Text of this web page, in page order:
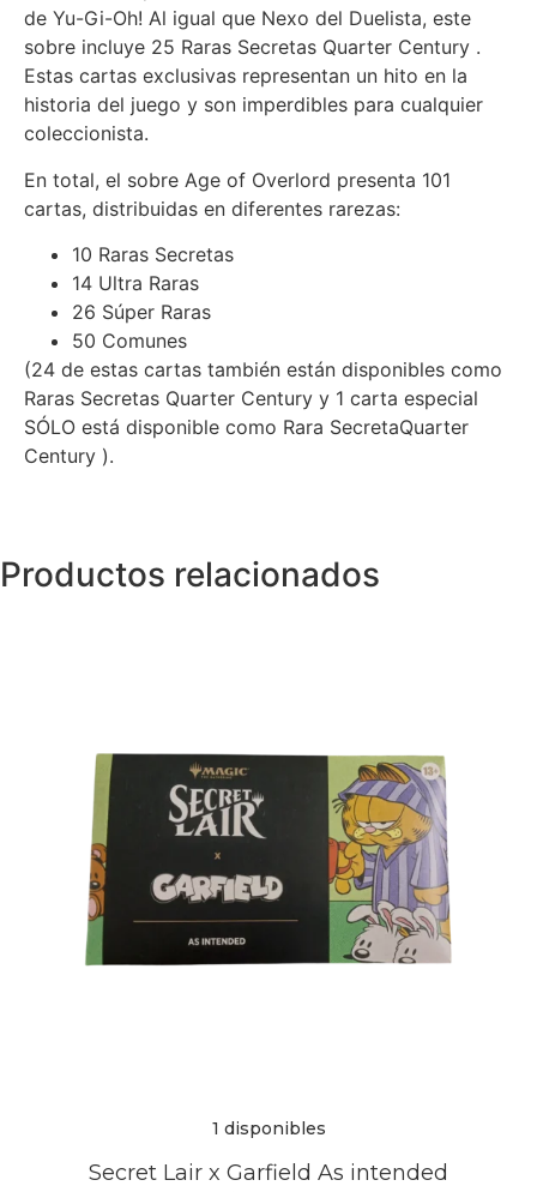
de Yu-Gi-Oh! Al igual que Nexo del Duelista, este
sobre incluye 25 Raras Secretas Quarter Century .
Estas cartas exclusivas representan un hito en la
historia del juego y son imperdibles para cualquier
coleccionista.
En total, el sobre Age of Overlord presenta 101
cartas, distribuidas en diferentes rarezas:
10 Raras Secretas
14 Ultra Raras
26 Súper Raras
50 Comunes
(24 de estas cartas también están disponibles como
Raras Secretas Quarter Century y 1 carta especial
SÓLO está disponible como Rara SecretaQuarter
Century ).
Productos relacionados
1 disponibles
Secret Lair x Garfield As intended